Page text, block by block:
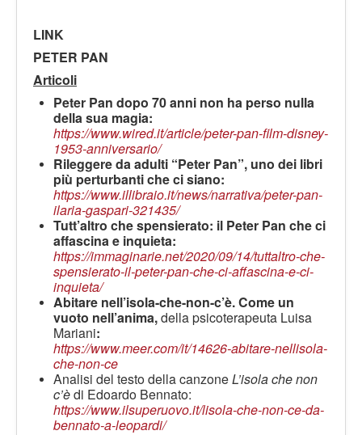
LINK
PETER PAN
Articoli
Peter Pan dopo 70 anni non ha perso nulla
della sua magia:
https://www.wired.it/article/peter-pan-film-disney-
1953-anniversario/
Rileggere da adulti “Peter Pan”, uno dei libri
più perturbanti che ci siano:
https://www.illibraio.it/news/narrativa/peter-pan-
ilaria-gaspari-321435/
Tutt’altro che spensierato: il Peter Pan che ci
affascina e inquieta:
https://immaginarie.net/2020/09/14/tuttaltro-che-
spensierato-il-peter-pan-che-ci-affascina-e-ci-
inquieta/
Abitare nell’isola-che-non-c’è. Come un
vuoto nell’anima,della psicoterapeuta Luisa
Mariani:
https://www.meer.com/it/14626-abitare-nellisola-
che-non-ce
Analisi del testo della canzoneL’isola che non
c’èdi Edoardo Bennato:
https://www.ilsuperuovo.it/lisola-che-non-ce-da-
bennato-a-leopardi/